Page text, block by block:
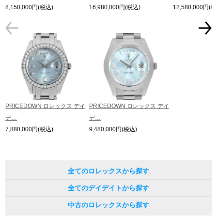
8,150,000円(税込)
PRICEDOWN ロレックス デイ
デ…
7,880,000円(税込)
16,980,000円(税込)
PRICEDOWN ロレックス デイ
デ…
9,480,000円(税込)
12,580,000円(
全てのロレックスから探す
全てのデイデイトから探す
中古のロレックスから探す